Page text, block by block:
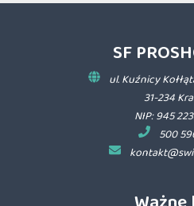
SF
ul. Kuźnicy
31-234
NIP: 945
500